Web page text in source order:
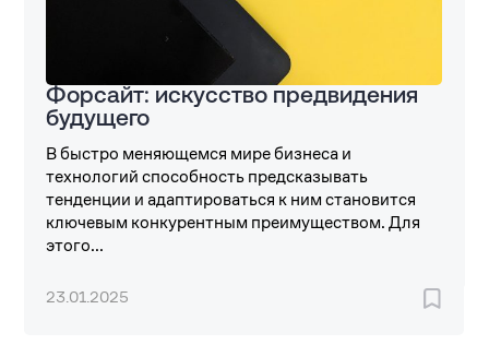
Форсайт: искусство предвидения
будущего
В быстро меняющемся мире бизнеса и
технологий способность предсказывать
тенденции и адаптироваться к ним становится
ключевым конкурентным преимуществом. Для
этого...
23.01.2025